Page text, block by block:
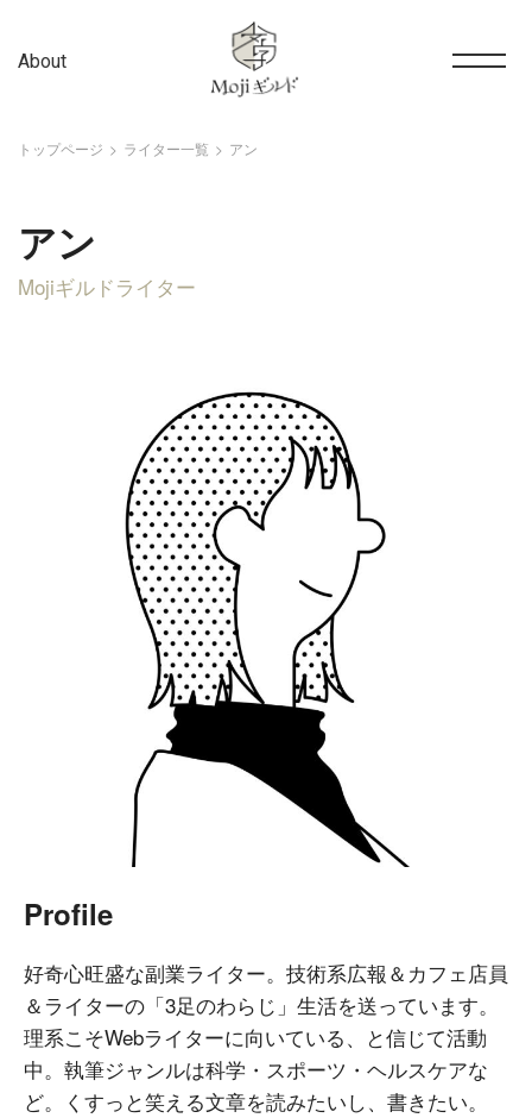
About
トップページ ライター一覧 アン
アン
Mojiギルドライター
Profile
好奇心旺盛な副業ライター。技術系広報＆カフェ店員
＆ライターの「3足のわらじ」生活を送っています。
理系こそWebライターに向いている、と信じて活動
中。執筆ジャンルは科学・スポーツ・ヘルスケアな
ど。くすっと笑える文章を読みたいし、書きたい。